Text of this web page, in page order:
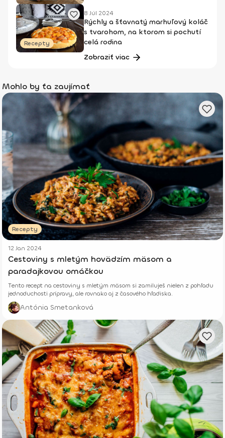
Recepty
8 Júl 2024
Rýchly a šťavnatý marhuľový koláč
s tvarohom, na ktorom si pochutí
celá rodina
Zobraziť viac
Mohlo by ťa zaujímať
Recepty
12 Jan 2024
Cestoviny s mletým hovädzím mäsom a
paradajkovou omáčkou
Tento recept na cestoviny s mletým mäsom si zamiluješ nielen z pohľadu
jednoduchosti prípravy, ale rovnako aj z časového hľadiska.
Antónia Smetanková